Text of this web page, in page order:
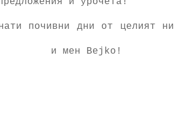
дни от целият ни
Bejko!